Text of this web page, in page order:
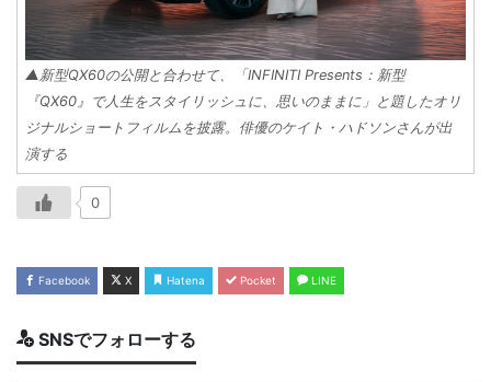
▲新型QX60の公開と合わせて、「INFINITI Presents：新型
『QX60』で人生をスタイリッシュに、思いのままに」と題したオリ
ジナルショートフィルムを披露。俳優のケイト・ハドソンさんが出
演する
0
Facebook X Hatena Pocket LINE
SNSでフォローする